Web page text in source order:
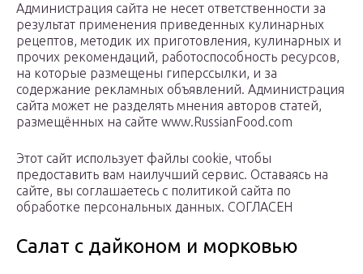
Администрация сайта не несет ответственности за
результат применения приведенных кулинарных
рецептов, методик их приготовления, кулинарных и
прочих рекомендаций, работоспособность ресурсов,
на которые размещены гиперссылки, и за
содержание рекламных объявлений. Администрация
сайта может не разделять мнения авторов статей,
размещённых на сайте www.RussianFood.com
Этот сайт использует файлы cookie, чтобы
предоставить вам наилучший сервис. Оставаясь на
сайте, вы соглашаетесь с политикой сайта по
обработке персональных данных. СОГЛАСЕН
Салат с дайконом и морковью